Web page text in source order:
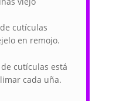
cutículas
en remojo.
cutículas está
cada uña.